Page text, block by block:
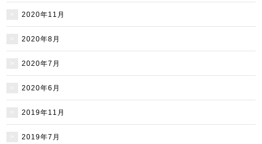
2020年11月
2020年8月
2020年7月
2020年6月
2019年11月
2019年7月